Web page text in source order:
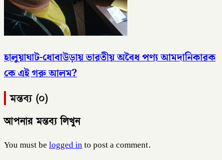
হালুয়াঘাট-ধোবাউড়ায় ভারতীয় অবৈধ পণ্য আমদানিকারক
কে এই গরু আলম?
মন্তব্য (০)
আপনার মন্তব্য লিখুন
You must belogged into post a comment.